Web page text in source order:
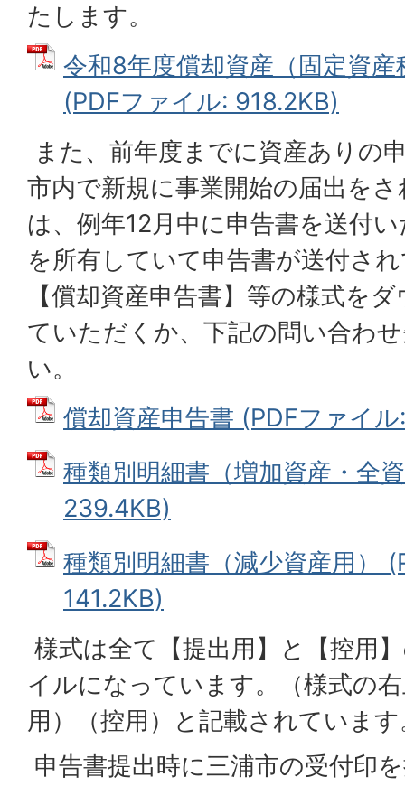
たします。
令和8年度償却資産（固定資
(PDFファイル: 918.2KB)
また、前年度までに資産ありの
市内で新規に事業開始の届出を
は、例年12月中に申告書を送付
を所有していて申告書が送付さ
【償却資産申告書】等の様式を
ていただくか、下記の問い合わ
い。
償却資産申告書 (PDFファイ
種類別明細書（増加資産・全
239.4KB)
種類別明細書（減少資産用）
141.2KB)
様式は全て【提出用】と【控用
イルになっています。（様式の
用）（控用）と記載されていま
申告書提出時に三浦市の受付印